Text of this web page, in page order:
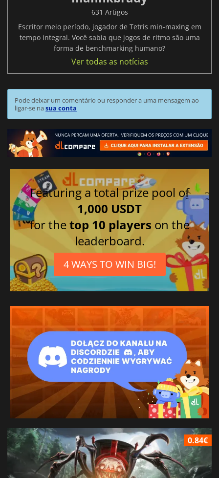
631 Artigos
Escritor meio período, jogador de Tetris min-maxing em
tempo integral. Você sabia que jogos de ritmo são uma
forma de benchmarking humano?
Ver todas as notícias
Pode deixar um comentário ou responder a uma mensagem ao
ligar-se nasua conta
Featuring a total prize pool of
1,000 USDT
for thetop 10 players on the
leaderboard.
4 WAYS TO WIN BIG!
0.84€